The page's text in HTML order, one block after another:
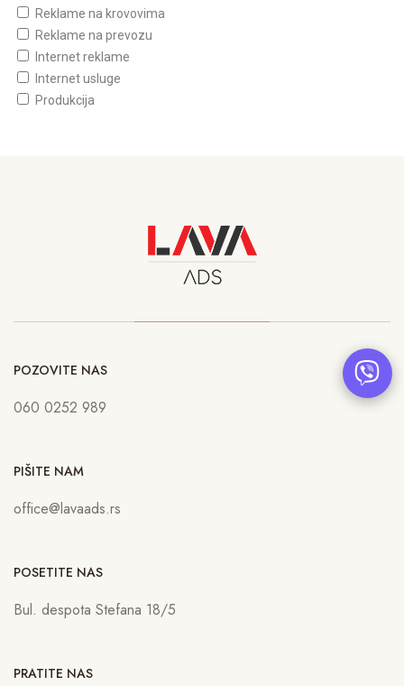
Reklame na krovovima
Reklame na prevozu
Internet reklame
Internet usluge
Produkcija
POZOVITE NAS
060 0252 989
PIŠITE NAM
office@lavaads.rs
POSETITE NAS
Bul. despota Stefana 18/5
PRATITE NAS